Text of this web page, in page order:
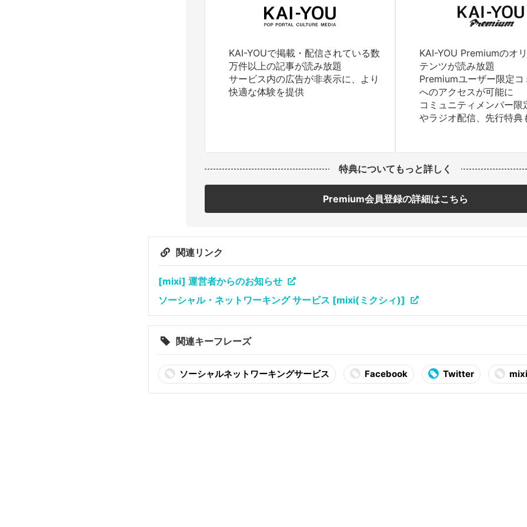
KAI-YOUで掲載・配信されている数
万件以上の記事が読み放題
サービス内の広告が非表示に、より
快適な体験を提供
KAI-YOU Premiumのオ
テンツが読み放題
Premiumユーザー限定コ
へのアクセスが可能に
コミュニティメンバー限
やラジオ配信、先行特典
特典についてもっと詳しく
Premium会員登録の詳細はこちら
関連リンク
[mixi] 運営者からのお知らせ
ソーシャル・ネットワーキング サービス [mixi(ミクシィ)]
関連キーフレーズ
ソーシャルネットワーキングサービス Facebook Twitter mixi